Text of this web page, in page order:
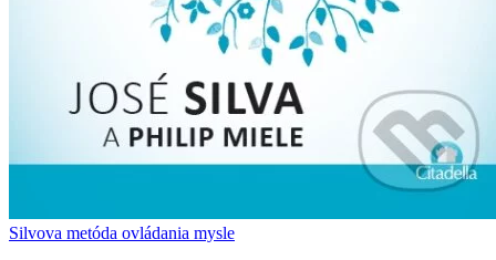
Silvova metóda ovládania mysle